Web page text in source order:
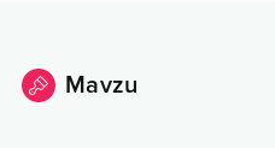
Mavzu